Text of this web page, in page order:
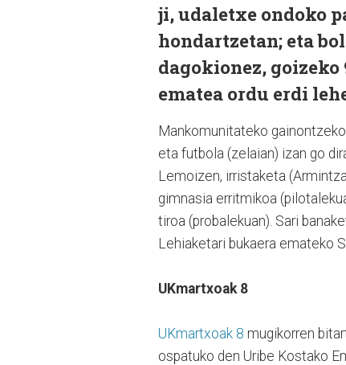
ji, udaletxe ondoko
hondartzetan; eta
dagokionez,
ematea ordu erdi
Mankomunitateko
eta futbola (zelaian) izan go
Lemoizen, irristaketa
gimnasia erritmikoa
tiroa (probalekuan). Sari
Lehiaketari bukaera emateko
UKmartxoak 8
UKmartxoak 8 mugikorren
ospatuko den Uribe Kostako